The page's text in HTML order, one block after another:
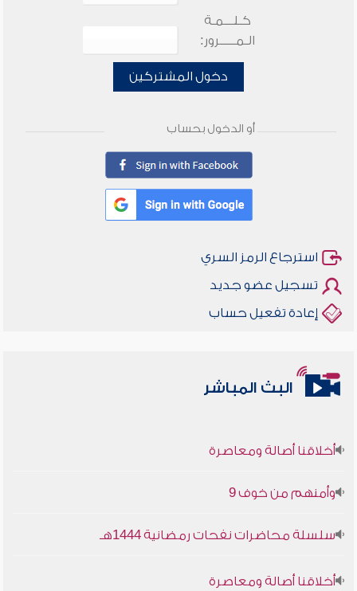
كـلـــمـة
الـمـــــرور:
دخول المشتركين
أو الدخول بحساب
استرجاع الرمز السري
تسجيل عضو جديد
إعادة تفعيل حساب
البث المباشر
أخلاقنا أصالة ومعاصرة
وأمنهم من خوف 9
أخلاقنا أصالة ومعاصرة